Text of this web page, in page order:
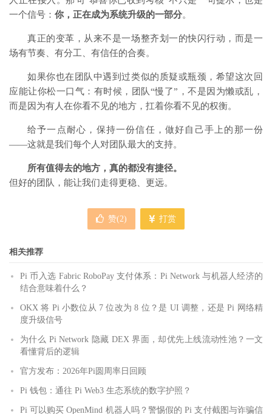
一个信号： 你，正在成为系统升级的一部分。
真正的变革，从来不是一场整齐划一的快闪行动，而是一
场有节奏、有分工、有信任的合奏。
如果你也在团队中遇到过类似的质疑或瓶颈，希望这次回
应能让你松一口气：有时候，团队“慢了”，不是因为懒或乱，
而是因为有人在你看不见的地方，扛着你看不见的权衡。
给予一点耐心，保持一份信任，做好自己手上的那一份
——这就是我们每个人对团队最大的支持。
所有值得去的地方，真的都没有捷径。
但好的团队，能让我们走得更稳、更远。
赞(2) 打赏
相关推荐
Pi 币入选 Fabric RoboPay 支付体系：Pi Network 与机器人经济的
结合意味着什么？
OKX 将 Pi 小数位从 7 位改为 8 位？是 UI 调整，还是 Pi 网络精
度升级信号
为什么 Pi Network 隐藏 DEX 界面，却优先上线流动性池？一文
看懂背后的逻辑
官方发布：2026年Pi圆周率日回顾
Pi 钱包：通往 Pi Web3 生态系统的数字护照？
Pi 可以购买 OpenMind 机器人吗？警惕假的 Pi 支付截图与诈骗信